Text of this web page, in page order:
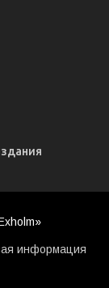
информация